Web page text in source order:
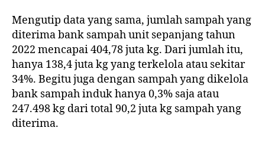
Mengutip data yang sama, jumlah sampah yang
diterima bank sampah unit sepanjang tahun
2022 mencapai 404,78 juta kg. Dari jumlah itu,
hanya 138,4 juta kg yang terkelola atau sekitar
34%. Begitu juga dengan sampah yang dikelola
bank sampah induk hanya 0,3% saja atau
247.498 kg dari total 90,2 juta kg sampah yang
diterima.